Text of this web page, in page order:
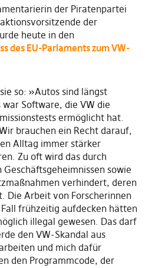
der Piratenpartei
der
heute in den
des EU-Parlaments zum VW-
so: »Autos sind längst
Software, die VW die
ermöglicht hat.
brauchen ein Recht darauf,
Alltag immer stärker
Zu oft wird das durch
sowie
verhindert, deren
Die Arbeit von Forscherinnen
frühzeitig aufdecken hätten
illegal gewesen. Das darf
den VW-Skandal aus
und mich dafür
den Programmcode, der